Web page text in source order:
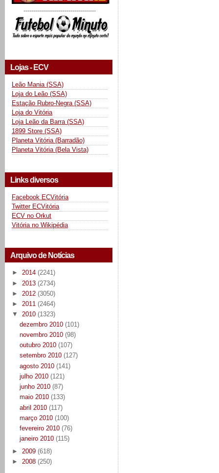
-------------------------------------
Lojas - ECV
Leão Mania (SSA)
Loja do Leão (SSA)
Estação Rubro-Negra (SSA)
Loja do Vitória
Loja Leão da Barra (SSA)
1899 Store (SSA)
Planeta Vitória (Barradão)
Planeta Vitória (Bela Vista)
Links diversos
Facebook ECVitória
Twitter ECVitória
ECV no Orkut
Vitória no Wikipédia
Arquivo de Notícias
► 2014 (2241)
► 2013 (2734)
► 2012 (3050)
► 2011 (2464)
▼ 2010 (1323)
dezembro 2010 (101)
novembro 2010 (98)
outubro 2010 (107)
setembro 2010 (127)
agosto 2010 (141)
julho 2010 (121)
junho 2010 (87)
maio 2010 (133)
abril 2010 (117)
março 2010 (100)
fevereiro 2010 (76)
janeiro 2010 (115)
► 2009 (618)
► 2008 (250)